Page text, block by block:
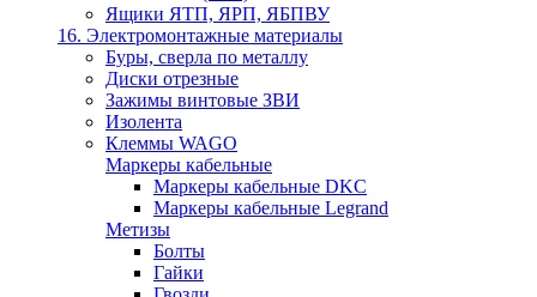
Ящики ЯТП, ЯРП, ЯБПВУ
16. Электромонтажные материалы
Буры, сверла по металлу
Диски отрезные
Зажимы винтовые ЗВИ
Изолента
Клеммы WAGO
Маркеры кабельные
Маркеры кабельные DKC
Маркеры кабельные Legrand
Метизы
Болты
Гайки